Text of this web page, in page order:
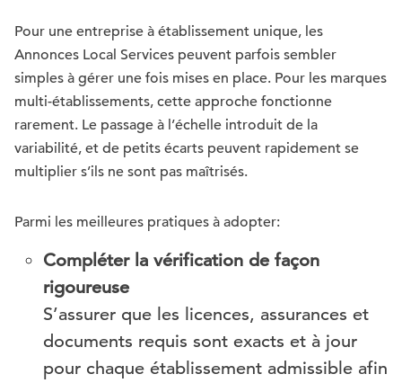
Pour une entreprise à établissement unique, les
Annonces Local Services peuvent parfois sembler
simples à gérer une fois mises en place. Pour les marques
multi-établissements, cette approche fonctionne
rarement. Le passage à l’échelle introduit de la
variabilité, et de petits écarts peuvent rapidement se
multiplier s’ils ne sont pas maîtrisés.
Parmi les meilleures pratiques à adopter:
Compléter la vérification de façon
rigoureuse
S’assurer que les licences, assurances et
documents requis sont exacts et à jour
pour chaque établissement admissible afin